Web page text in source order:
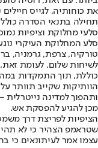
את כוחותיה, לגייס
תחילה בתנאי הסדרה
סלעי מחלוקת וציפיות
סלע המחלוקת העיקרי
טורקיה, צרפת, גרמניה,
לשיחות שלום. לעומת
כוללת, תוך התמקדות
הוותיקות שקייב תוותר
ותהפוך למדינה
מכן להגיע להפסקת אש.
הציפיות לפריצת דרך
שטראמפ הצהיר כי לא
עצמו אמר לעיתונאים כי